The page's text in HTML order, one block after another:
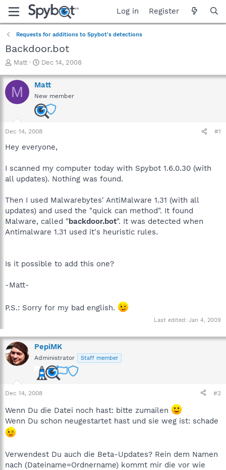
Log in Register
Requests for additions to Spybot's detections
Backdoor.bot
T
r
e
a
a
r
t
r
Matt
S
a
r
t
d
a
e
Dec 14, 2008
M Matt
New member
Dec 14, 2008 #1
Hey everyone,
I scanned my computer today with Spybot 1.6.0.30 (with
all updates). Nothing was found.
Then I used Malwarebytes' AntiMalware 1.31 (with all
updates) and used the "quick can method". It found
Malware, called "backdoor.bot". It was detected when
Antimalware 1.31 used it's heuristic rules.
Is it possible to add this one?
-Matt-
P.S.: Sorry for my bad english.
Last edited: Jan 4, 2009
PepiMK
Administrator Staff member
Dec 14, 2008 #2
Wenn Du die Datei noch hast: bitte zumailen
Wenn Du schon neugestartet hast und sie weg ist: schade
Verwendest Du auch die Beta-Updates? Rein dem Namen
nach (Dateiname=Ordnername) kommt mir die vor wie